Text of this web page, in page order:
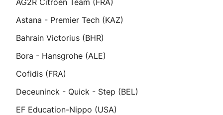
AG2R Citroen Team (FRA)
Astana - Premier Tech (KAZ)
Bahrain Victorius (BHR)
Bora - Hansgrohe (ALE)
Cofidis (FRA)
Deceuninck - Quick - Step (BEL)
EF Education-Nippo (USA)